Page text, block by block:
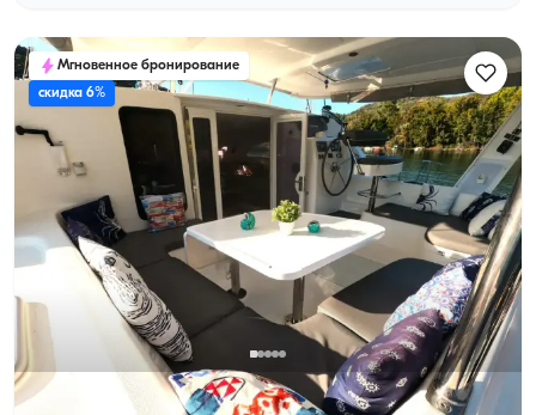
Мгновенное бронирование
скидка 6%
Новая лодка